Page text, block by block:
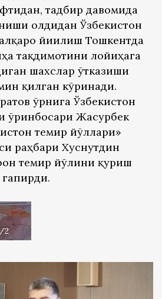
тадбир давомида
олдидан Ўзбекистон
йиғилиш Тошкентда
тақдимотини лойиҳага
шахслар ўтказиши
қилган кўринади.
ўрнига Ўзбекистон
ўринбосари Жасурбек
темир йўллари»
раҳбари Хуснутдин
темир йўлини қуриш
/2